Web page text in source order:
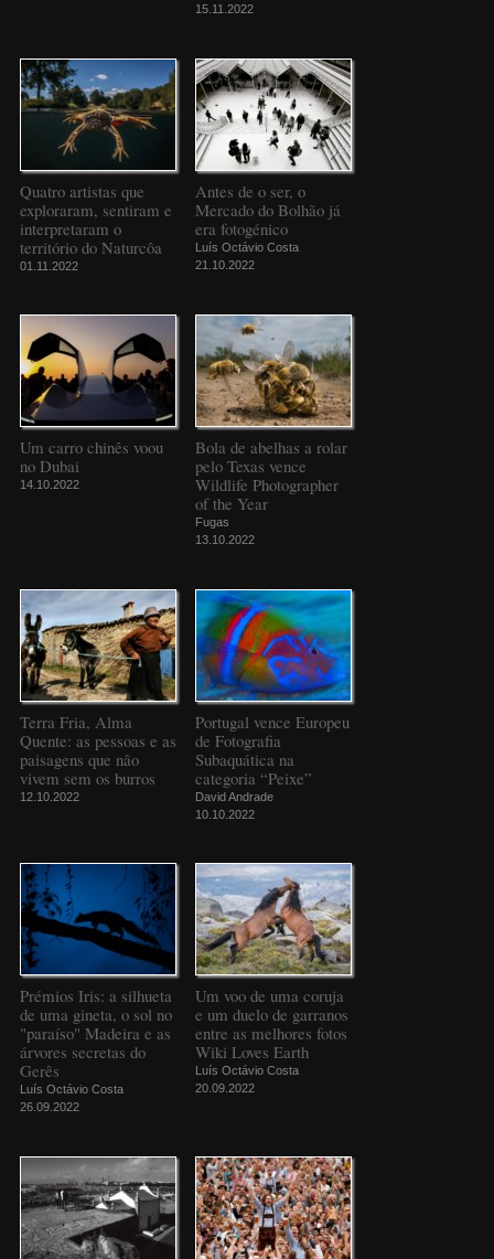
15.11.2022
Quatro artistas que
exploraram, sentiram e
interpretaram o
território do Naturcôa
01.11.2022
Antes de o ser, o
Mercado do Bolhão já
era fotogénico
Luís Octávio Costa
21.10.2022
Um carro chinês voou
no Dubai
14.10.2022
Bola de abelhas a rolar
pelo Texas vence
Wildlife Photographer
of the Year
Fugas
13.10.2022
Terra Fria, Alma
Quente: as pessoas e as
paisagens que não
vivem sem os burros
12.10.2022
Portugal vence Europeu
de Fotografia
Subaquática na
categoria “Peixe”
David Andrade
10.10.2022
Prémios Iris: a silhueta
de uma gineta, o sol no
"paraíso" Madeira e as
árvores secretas do
Gerês
Luís Octávio Costa
26.09.2022
Um voo de uma coruja
e um duelo de garranos
entre as melhores fotos
Wiki Loves Earth
Luís Octávio Costa
20.09.2022